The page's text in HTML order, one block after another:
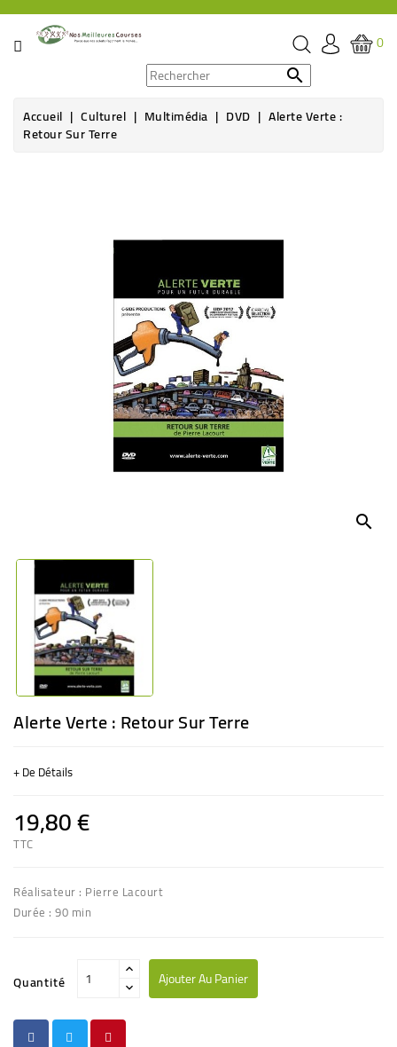
CATÉGORIE
ÉPICERIE
0

Accueil Culturel Multimédia DVD Alerte Verte :
Retour Sur Terre
search
Alerte Verte : Retour Sur Terre
+ De Détails
19,80 €
TTC
Réalisateur : Pierre Lacourt
Durée : 90 min
Quantité Ajouter Au Panier